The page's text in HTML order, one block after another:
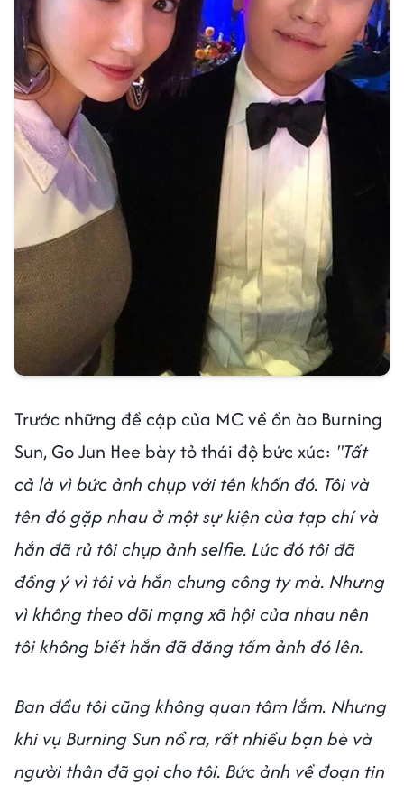
Trước những đề cập của MC về ồn ào Burning
Sun, Go Jun Hee bày tỏ thái độ bức xúc: "Tất
cả là vì bức ảnh chụp với tên khốn đó. Tôi và
tên đó gặp nhau ở một sự kiện của tạp chí và
hắn đã rủ tôi chụp ảnh selfie. Lúc đó tôi đã
đồng ý vì tôi và hắn chung công ty mà. Nhưng
vì không theo dõi mạng xã hội của nhau nên
tôi không biết hắn đã đăng tấm ảnh đó lên.
Ban đầu tôi cũng không quan tâm lắm. Nhưng
khi vụ Burning Sun nổ ra, rất nhiều bạn bè và
người thân đã gọi cho tôi. Bức ảnh về đoạn tin